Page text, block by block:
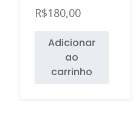
R$180,00
Adicionar
ao
carrinho